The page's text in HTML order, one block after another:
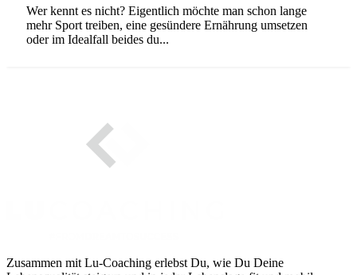
Wer kennt es nicht? Eigentlich möchte man schon lange
mehr Sport treiben, eine gesündere Ernährung umsetzen
oder im Idealfall beides du...
Zusammen mit Lu-Coaching erlebst Du, wie Du Deine